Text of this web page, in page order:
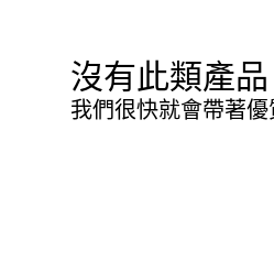
沒有此類產品
我們很快就會帶著優